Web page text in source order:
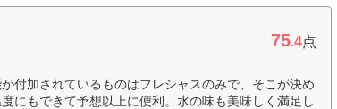
75.4点
付加されているものはフレシャスのみで、そこが決め
にもできて予想以上に便利。水の味も美味しく満足し